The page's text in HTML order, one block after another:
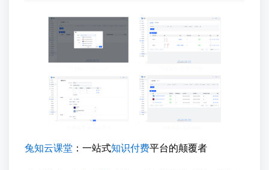
兔知云课堂 ：一站式知识付费平台的颠覆者